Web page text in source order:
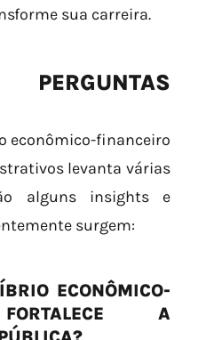
sua carreira.
econômico-financeiro
levanta várias
alguns insights e
surgem:
ECONÔMICO-
A